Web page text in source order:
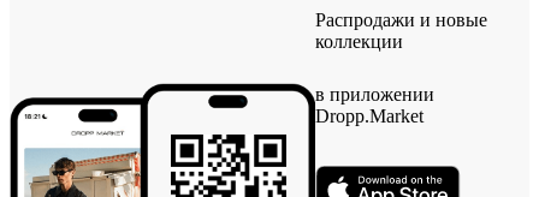
Распродажи и новые
коллекции
в приложении
Dropp.Market